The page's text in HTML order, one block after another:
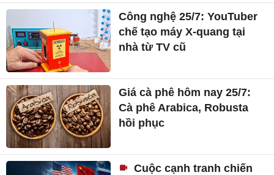
Công nghệ 25/7: YouTuber
chế tạo máy X-quang tại
nhà từ TV cũ
Giá cà phê hôm nay 25/7:
Cà phê Arabica, Robusta
hồi phục
Cuộc cạnh tranh chiến